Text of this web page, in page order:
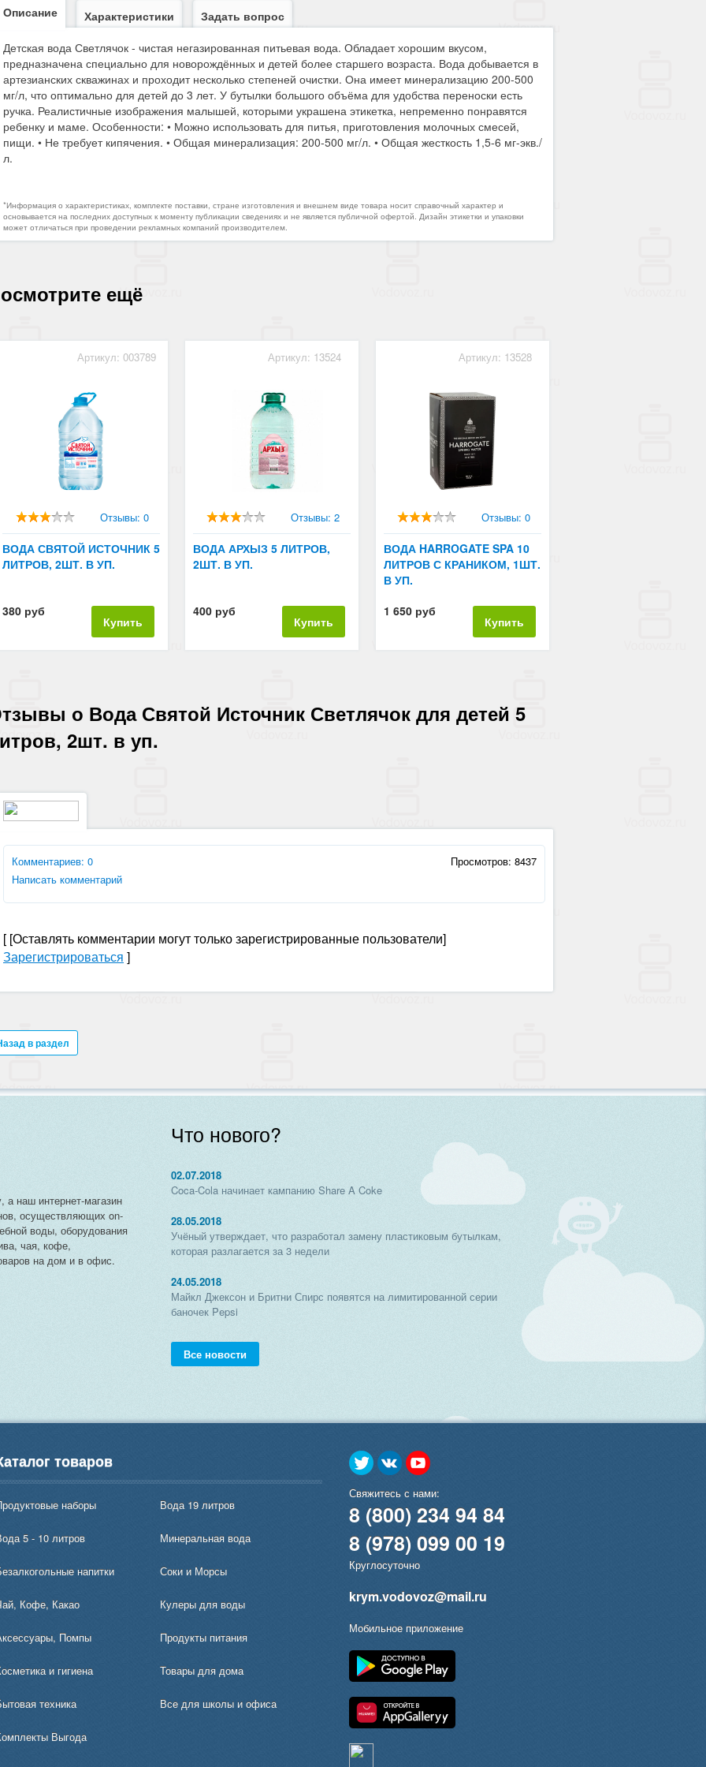
Описание Характеристики
Задать вопрос
Детская вода Светлячок - чистая негазированная питьевая вода. Обладает хорошим вкусом,
предназначена специально для новорождённых и детей более старшего возраста. Вода добывается в
артезианских скважинах и проходит несколько степеней очистки. Она имеет минерализацию 200-500
мг/л, что оптимально для детей до 3 лет. У бутылки большого объёма для удобства переноски есть
ручка. Реалистичные изображения малышей, которыми украшена этикетка, непременно понравятся
ребенку и маме. Особенности: • Можно использовать для питья, приготовления молочных смесей,
пищи. • Не требует кипячения. • Общая минерализация: 200-500 мг/л. • Общая жесткость 1,5-6 мг-экв./
л.
*Информация о характеристиках, комплекте поставки, стране изготовления и внешнем виде товара носит справочный характер и
основывается на последних доступных к моменту публикации сведениях и не является публичной офертой. Дизайн этикетки и упаковки
может отличаться при проведении рекламных компаний производителем.
ещё
Артикул: 003789
Отзывы: 0
ВОДА СВЯТОЙ ИСТОЧНИК 5
ЛИТРОВ, 2ШТ. В УП.
380 руб
Купить
Артикул: 13524
Отзывы: 2
ВОДА АРХЫЗ 5 ЛИТРОВ,
2ШТ. В УП.
400 руб
Купить
Артикул: 13528
Отзывы: 0
ВОДА HARROGATE SPA 10
ЛИТРОВ С КРАНИКОМ, 1ШТ.
В УП.
1 650 руб
Купить
о Вода Святой Источник Светлячок для детей 5
2шт. в уп.
Комментариев: 0
Просмотров: 8437
Написать комментарий
[ [Оставлять комментарии могут только зарегистрированные пользователи]
Зарегистрироваться ]
в раздел
наш интернет-магазин
осуществляющих on-
воды, оборудования
чая, кофе,
на дом и в офис.
Что нового?
02.07.2018
Coca-Cola начинает кампанию Share A Coke
28.05.2018
Учёный утверждает, что разработал замену пластиковым бутылкам,
которая разлагается за 3 недели
24.05.2018
Майкл Джексон и Бритни Спирс появятся на лимитированной серии
баночек Pepsi
Все новости
товаров
наборы Вода 19 литров
5 - 10 литров Минеральная вода
напитки Соки и Морсы
Кофе, Какао Кулеры для воды
Помпы Продукты питания
и гигиена Товары для дома
техника Все для школы и офиса
Выгода
Свяжитесь с нами:
8 (800) 234 94 84
8 (978) 099 00 19
Круглосуточно
krym.vodovoz@mail.ru
Мобильное приложение